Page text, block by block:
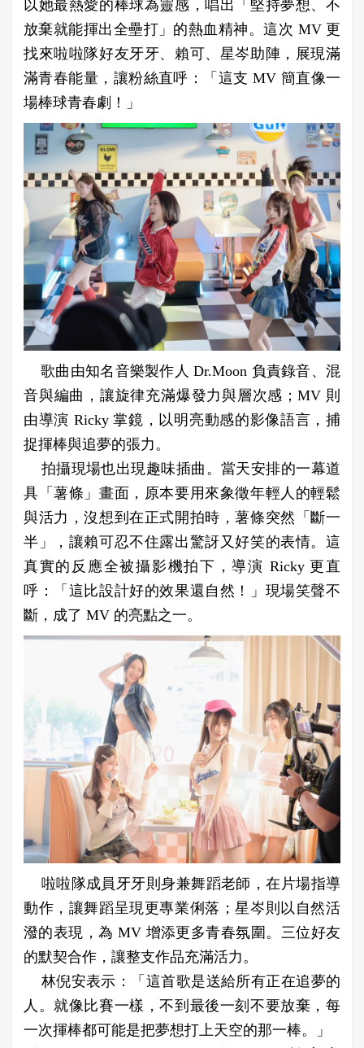
以她最熱愛的棒球為靈感，唱出「堅持夢想、不
放棄就能揮出全壘打」的熱血精神。這次 MV 更
找來啦啦隊好友牙牙、賴可、星岑助陣，展現滿
滿青春能量，讓粉絲直呼：「這支 MV 簡直像一
場棒球青春劇！」
歌曲由知名音樂製作人 Dr.Moon 負責錄音、混
音與編曲，讓旋律充滿爆發力與層次感；MV 則
由導演 Ricky 掌鏡，以明亮動感的影像語言，捕
捉揮棒與追夢的張力。
拍攝現場也出現趣味插曲。當天安排的一幕道
具「薯條」畫面，原本要用來象徵年輕人的輕鬆
與活力，沒想到在正式開拍時，薯條突然「斷一
半」，讓賴可忍不住露出驚訝又好笑的表情。這
真實的反應全被攝影機拍下，導演 Ricky 更直
呼：「這比設計好的效果還自然！」現場笑聲不
斷，成了 MV 的亮點之一。
啦啦隊成員牙牙則身兼舞蹈老師，在片場指導
動作，讓舞蹈呈現更專業俐落；星岑則以自然活
潑的表現，為 MV 增添更多青春氛圍。三位好友
的默契合作，讓整支作品充滿活力。
林倪安表示：「這首歌是送給所有正在追夢的
人。就像比賽一樣，不到最後一刻不要放棄，每
一次揮棒都可能是把夢想打上天空的那一棒。」